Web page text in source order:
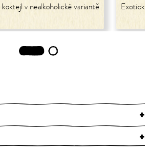
v nealkoholické variantě Exotická
1 2
+
+